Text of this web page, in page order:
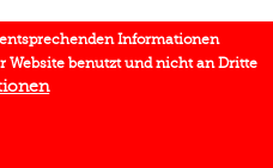
Informationen
Website benutzt und nicht an Dritte